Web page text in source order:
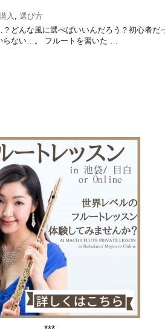
入 , 選び方
どんな風に選べばいいんだろう？初心者だ
らない…。 フルートを習いた …